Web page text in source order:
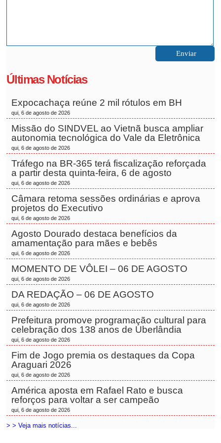
Últimas Notícias
Expocachaça reúne 2 mil rótulos em BH
qui, 6 de agosto de 2026
Missão do SINDVEL ao Vietnã busca ampliar
autonomia tecnológica do Vale da Eletrônica
qui, 6 de agosto de 2026
Tráfego na BR-365 terá fiscalização reforçada
a partir desta quinta-feira, 6 de agosto
qui, 6 de agosto de 2026
Câmara retoma sessões ordinárias e aprova
projetos do Executivo
qui, 6 de agosto de 2026
Agosto Dourado destaca benefícios da
amamentação para mães e bebês
qui, 6 de agosto de 2026
MOMENTO DE VÔLEI – 06 DE AGOSTO
qui, 6 de agosto de 2026
DA REDAÇÃO – 06 DE AGOSTO
qui, 6 de agosto de 2026
Prefeitura promove programação cultural para
celebração dos 138 anos de Uberlândia
qui, 6 de agosto de 2026
Fim de Jogo premia os destaques da Copa
Araguari 2026
qui, 6 de agosto de 2026
América aposta em Rafael Rato e busca
reforços para voltar a ser campeão
qui, 6 de agosto de 2026
> > Veja mais notícias...